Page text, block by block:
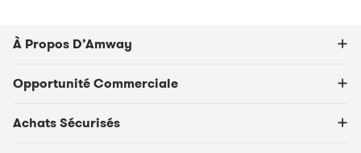
À Propos D’Amway
Opportunité Commerciale
Achats Sécurisés